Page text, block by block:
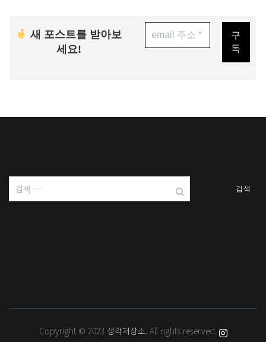
새 포스트를 받아보
세요!
검
색:
Copyright © 2023 생각저장소. All rights reserved.